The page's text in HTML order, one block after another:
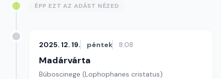
ÉPP EZT AZ ADÁST NÉZED
2025. 12. 19. péntek 8:08
Madárvárta
Búboscinege (Lophophanes cristatus)